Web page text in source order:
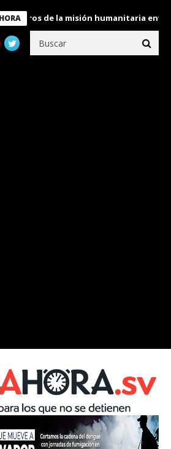
de la misión humanitaria enviada a